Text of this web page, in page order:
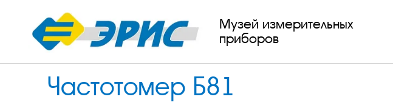
Музей измерительных
приборов
Частотомер Б81